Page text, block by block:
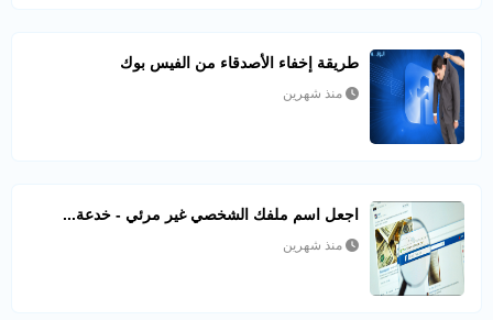
طريقة إخفاء الأصدقاء من الفيس بوك
منذ شهرين
اجعل اسم ملفك الشخصي غير مرئي - خدعة...
منذ شهرين